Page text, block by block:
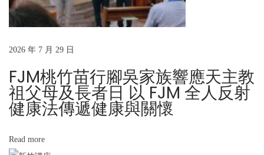
校
聯
誼
動
N
e
t
F
J
高
2026 年 7 月 29 日
FJM桃竹苗行腳吳家族響應天主教
祖父母及長者日 以 FJM 全人反射
健康法傳遞健康與關懷
Read more